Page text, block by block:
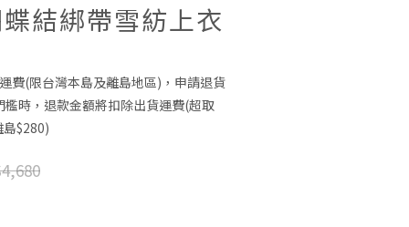
結綁帶雪紡上衣
費(限台灣本島及離島地區)，申請退貨
時，退款金額將扣除出貨運費(超取
$280)